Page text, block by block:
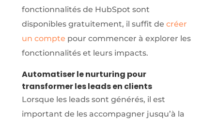
fonctionnalités de HubSpot sont
disponibles gratuitement, il suffit de créer
un compte pour commencer à explorer les
fonctionnalités et leurs impacts.
Automatiser le nurturing pour
transformer les leads en clients
Lorsque les leads sont générés, il est
important de les accompagner jusqu’à la